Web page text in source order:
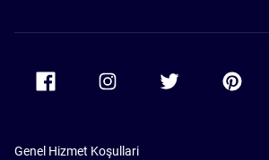
Genel Hizmet Koşullari